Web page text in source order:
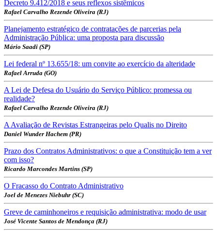
Decreto 9.412/2018 e seus reflexos sistêmicos
Rafael Carvalho Rezende Oliveira (RJ)
Planejamento estratégico de contratações de parcerias pela
Administração Pública: uma proposta para discussão
Mário Saadi (SP)
Lei federal nº 13.655/18: um convite ao exercício da alteridade
Rafael Arruda (GO)
A Lei de Defesa do Usuário do Serviço Público: promessa ou
realidade?
Rafael Carvalho Rezende Oliveira (RJ)
A Avaliação de Revistas Estrangeiras pelo Qualis no Direito
Daniel Wunder Hachem (PR)
Prazo dos Contratos Administrativos: o que a Constituição tem a ver
com isso?
Ricardo Marcondes Martins (SP)
O Fracasso do Contrato Administrativo
Joel de Menezes Niebuhr (SC)
Greve de caminhoneiros e requisição administrativa: modo de usar
José Vicente Santos de Mendonça (RJ)